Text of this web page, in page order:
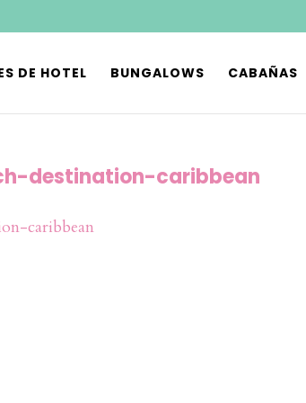
DE HOTEL BUNGALOWS CABAÑAS
destination-caribbean
caribbean